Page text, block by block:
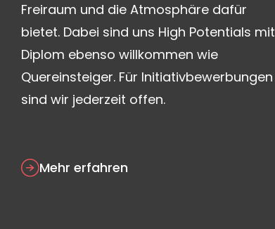
Freiraum und die Atmosphäre dafür
bietet. Dabei sind uns High Potentials mit
Diplom ebenso willkommen wie
Quereinsteiger. Für Initiativbewerbungen
sind wir jederzeit offen.
Mehr erfahren